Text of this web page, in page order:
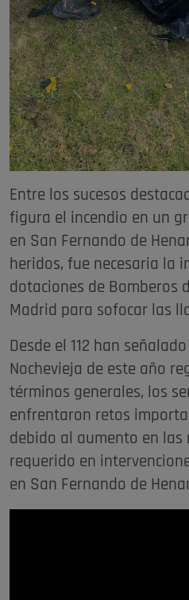
Entre los sucesos
figura el incendio en un
en San Fernando de
heridos, fue necesaria la
dotaciones de Bomberos
Madrid para sofocar las
Desde el 112 han
Nochevieja de este año
términos generales, los
enfrentaron retos
debido al aumento en las
requerido en
en San Fernando de